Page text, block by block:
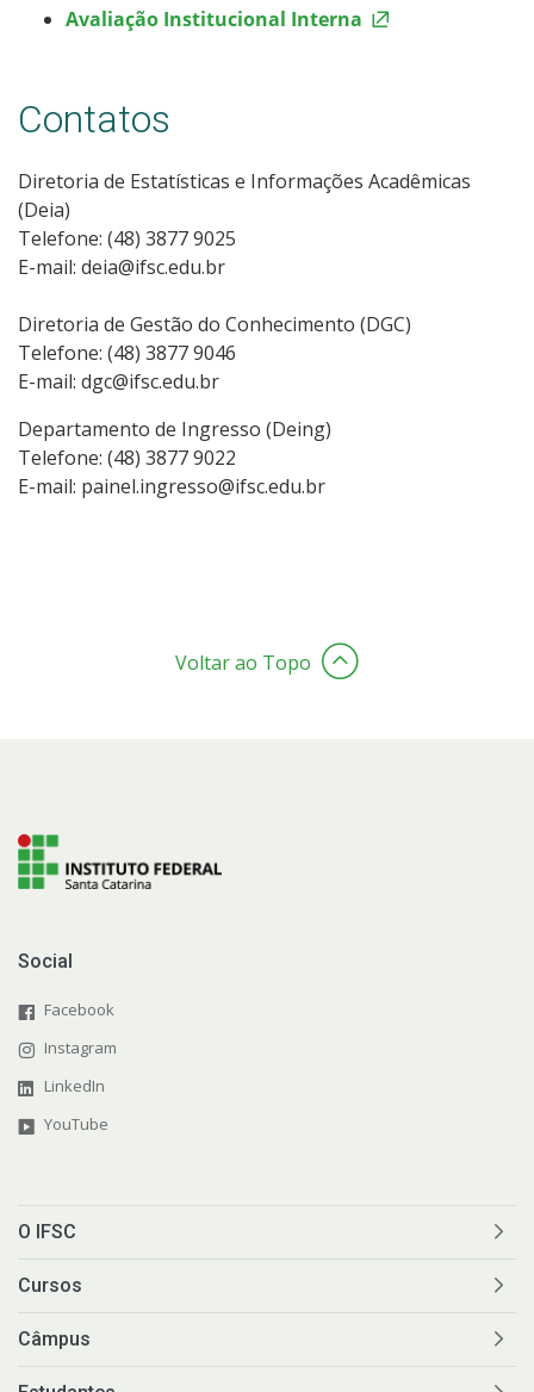
Avaliação Institucional Interna
Contatos
Diretoria de Estatísticas e Informações Acadêmicas
(Deia)
Telefone: (48) 3877 9025
E-mail: deia@ifsc.edu.br
Diretoria de Gestão do Conhecimento (DGC)
Telefone: (48) 3877 9046
E-mail: dgc@ifsc.edu.br
Departamento de Ingresso (Deing)
Telefone: (48) 3877 9022
E-mail: painel.ingresso@ifsc.edu.br
Voltar ao Topo
Social
Facebook
Instagram
LinkedIn
YouTube
O IFSC
Cursos
Câmpus